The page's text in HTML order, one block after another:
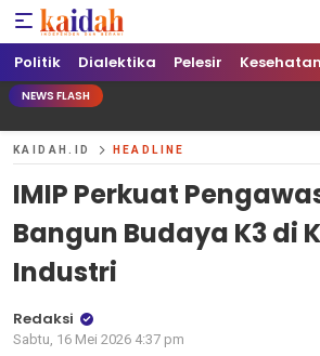
Kaidah.ID
Independen dan Berani
Politik Dialektika Pelesir Kesehatan
NEWS FLASH
KAIDAH.ID HEADLINE
IMIP Perkuat
Bangun Budaya K3 di
Industri
Redaksi
Sabtu, 16 Mei 2026 4:37 pm